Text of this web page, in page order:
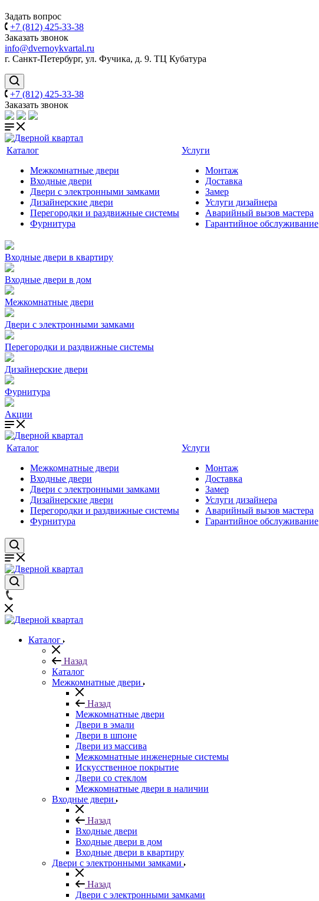
Задать вопрос
+7 (812) 425-33-38
Заказать звонок
info@dvernoykvartal.ru
г. Санкт-Петербург, ул. Фучика, д. 9. ТЦ Кубатура
+7 (812) 425-33-38
Заказать звонок
Каталог
Межкомнатные двери
Входные двери
Двери с электронными замками
Дизайнерские двери
Перегородки и раздвижные системы
Фурнитура
Услуги
Монтаж
Доставка
Замер
Услуги дизайнера
Аварийный вызов мастера
Гарантийное обслуживание
Входные двери в квартиру
Входные двери в дом
Межкомнатные двери
Двери с электронными замками
Перегородки и раздвижные системы
Дизайнерские двери
Фурнитура
Акции
Каталог
Межкомнатные двери
Входные двери
Двери с электронными замками
Дизайнерские двери
Перегородки и раздвижные системы
Фурнитура
Услуги
Монтаж
Доставка
Замер
Услуги дизайнера
Аварийный вызов мастера
Гарантийное обслуживание
Каталог
Назад
Каталог
Межкомнатные двери
Назад
Межкомнатные двери
Двери в эмали
Двери в шпоне
Двери из массива
Межкомнатные инженерные системы
Искусственное покрытие
Двери со стеклом
Межкомнатные двери в наличии
Входные двери
Назад
Входные двери
Входные двери в дом
Входные двери в квартиру
Двери с электронными замками
Назад
Двери с электронными замками